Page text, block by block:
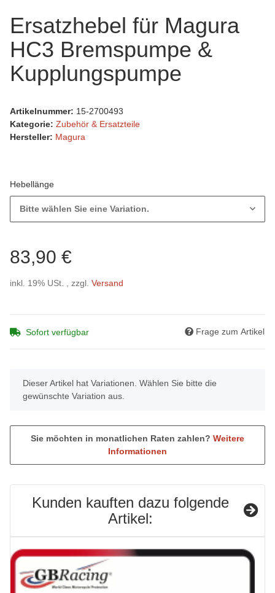
Ersatzhebel für Magura
HC3 Bremspumpe &
Kupplungspumpe
Artikelnummer: 15-2700493
Kategorie: Zubehör & Ersatzteile
Hersteller: Magura
Hebellänge
Bitte wählen Sie eine Variation.
83,90 €
inkl. 19% USt. , zzgl. Versand
Sofort verfügbar Frage zum Artikel
x
Dieser Artikel hat Variationen. Wählen Sie bitte die
gewünschte Variation aus.
Sie möchten in monatlichen Raten zahlen? Weitere
Informationen
Kunden kauften dazu folgende
Artikel: